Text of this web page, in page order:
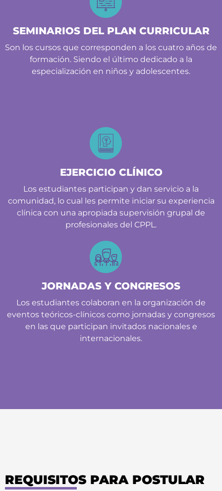
SEMINARIOS DEL PLAN CURRICULAR
Son los cursos que corresponden a los cuatro años de
formación. Siendo el último dedicado a la
especialización en niños y adolescentes.
EJERCICIO CLÍNICO
Los estudiantes participan y dan servicio a la
comunidad, lo cual les permite iniciar su experiencia
clínica con una apropiada supervisión grupal de
profesionales del CPPL.
JORNADAS Y CONGRESOS
Los estudiantes colaboran en la organización de
eventos teóricos-clínicos como jornadas y congresos
en las que participan invitados nacionales e
internacionales.
REQUISITOS PARA POSTULAR